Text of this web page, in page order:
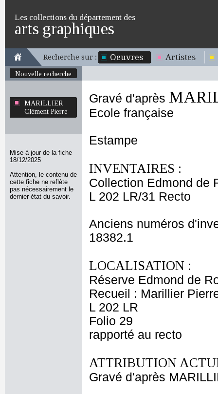
Les collections du département des
arts graphiques
Recherche sur : Oeuvres Artistes
Nouvelle recherche
MARILLIER
Clément Pierre
Mise à jour de la fiche
18/12/2025
Attention, le contenu de
cette fiche ne reflète
pas nécessairement le
dernier état du savoir.
Gravé d'après
Ecole française
Estampe
INVENTAIRES :
Collection Edmond de
L 202 LR/31 Recto
Anciens numéros
18382.1
LOCALISATION :
Réserve Edmond de
Recueil : Marillier
L 202 LR
Folio 29
rapporté au recto
ATTRIBUTION
Gravé d'après